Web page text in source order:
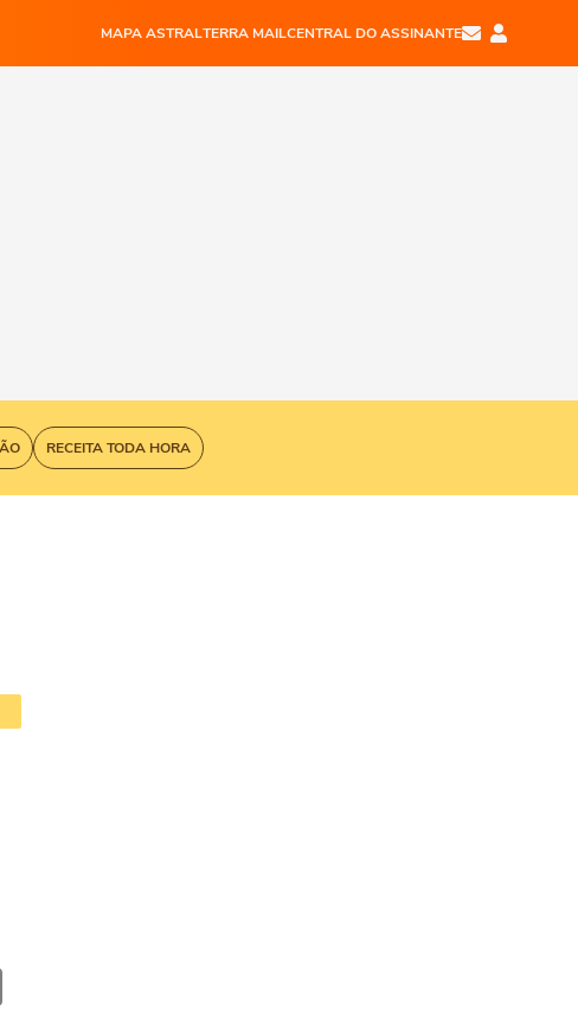
MAPA ASTRALTERRA MAILCENTRAL DO ASSINANTE
RECEITA TODA HORA